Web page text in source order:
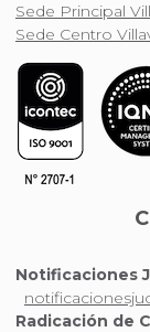
Sede Principal
Sede Centro
Notificaciones
Radicación de